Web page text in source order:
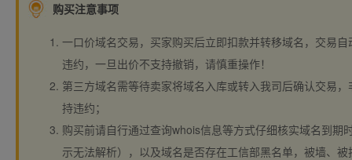
购买注意事项
一口价域名交易，买家购买后立即扣款并转移域名，交易
违约，一旦出价不支持撤销，请慎重操作！
第三方域名需等待卖家将域名入库或转入我司后确认交易
持违约；
购买前请自行通过查询whois信息等方式仔细核实域名到期
示无法解析），以及域名是否存在工信部黑名单，被墙、